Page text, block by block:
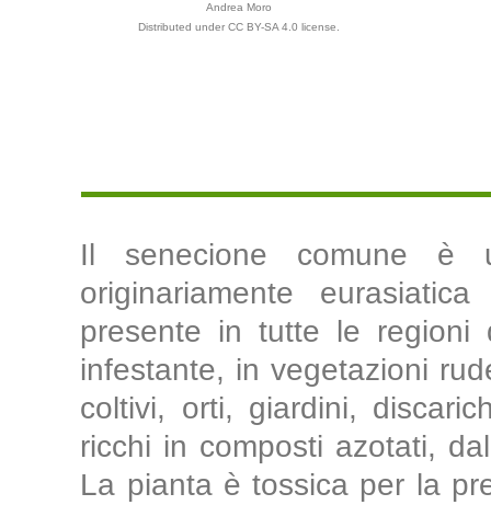
Andrea Moro
Distributed under CC BY-SA 4.0 license.
Il senecione comune è
originariamente
presente in tutte le regioni
infestante, in vegetazioni
coltivi, orti, giardini,
ricchi in composti azotati,
La pianta è tossica per la